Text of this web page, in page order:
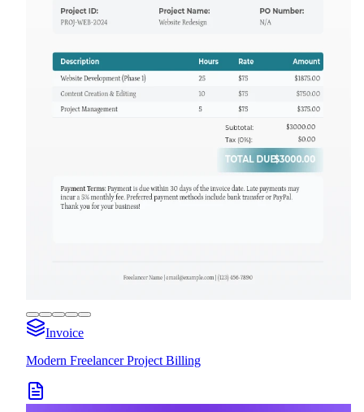
Invoice
Modern Freelancer Project Billing